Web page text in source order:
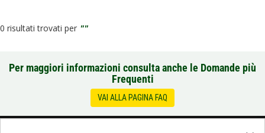
0 risultati trovati per ""
Per maggiori informazioni consulta anche le Domande più
Frequenti
VAI ALLA PAGINA FAQ